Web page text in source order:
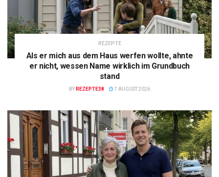
REZEPTE
Als er mich aus dem Haus werfen wollte, ahnte
er nicht, wessen Name wirklich im Grundbuch
stand
BY REZEPTE38 7 AUGUST 2026